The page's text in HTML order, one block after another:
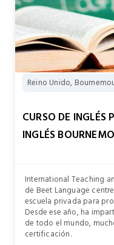
Reino Unido,
CURSO DE INGLÉS
INGLÉS
International Teaching
de Beet Language
escuela privada para
Desde ese año, ha
de todo el mundo,
certificación.